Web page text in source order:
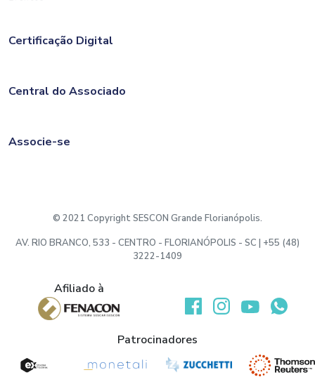
Certificação Digital
Central do Associado
Associe-se
© 2021 Copyright SESCON Grande Florianópolis.
AV. RIO BRANCO, 533 - CENTRO - FLORIANÓPOLIS - SC | +55 (48)
3222-1409
Afiliado à
Desenvolvido por:
Patrocinadores